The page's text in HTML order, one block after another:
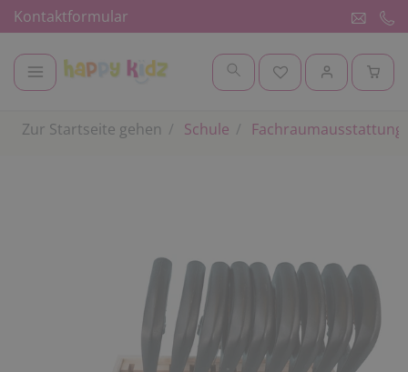
Kontaktformular
Zur Startseite gehen Schule Fachraumausstattung